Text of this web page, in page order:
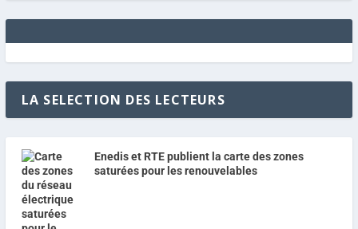
LA SELECTION DES LECTEURS
Enedis et RTE publient la carte des zones
saturées pour les renouvelables